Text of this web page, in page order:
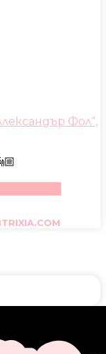
Фол“,